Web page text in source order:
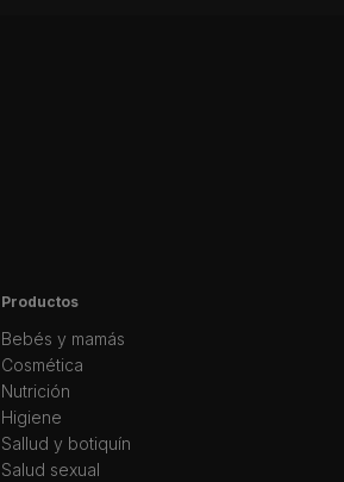
Productos
Bebés y mamás
Cosmética
Nutrición
Higiene
Sallud y botiquín
Salud sexual